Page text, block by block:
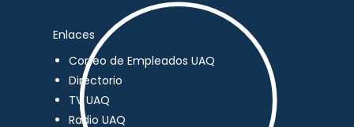
Enlaces
Correo de Empleados UAQ
Directorio
TV UAQ
Radio UAQ